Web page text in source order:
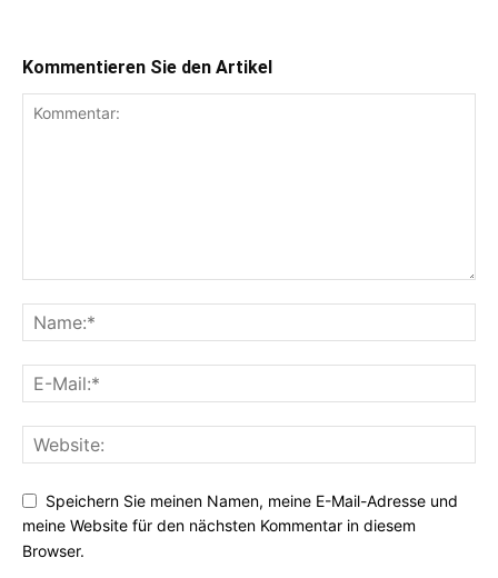
Kommentieren Sie den Artikel
Speichern Sie meinen Namen, meine E-Mail-Adresse und
meine Website für den nächsten Kommentar in diesem
Browser.